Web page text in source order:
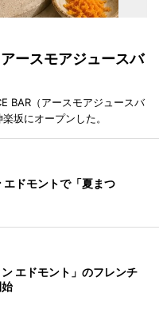
ースモアジュースバ
BAR（アースモアジュースバ
坂にオープンした。
ドモントで「夏まつ
ン エドモント」のフレンチ